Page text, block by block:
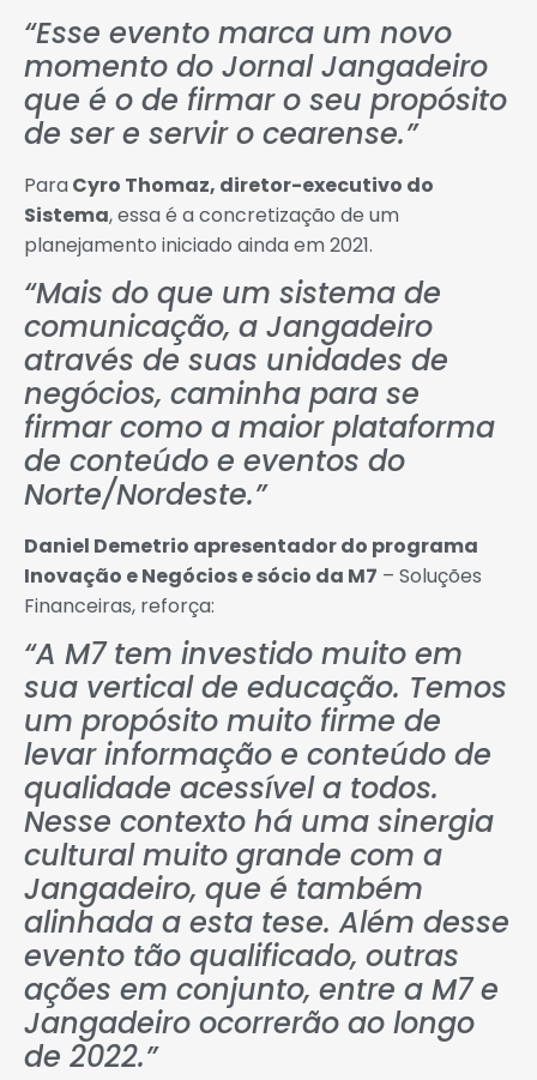
“Esse evento marca um novo
momento do Jornal Jangadeiro
que é o de firmar o seu propósito
de ser e servir o cearense.”
Para Cyro Thomaz, diretor-executivo do
Sistema, essa é a concretização de um
planejamento iniciado ainda em 2021.
“Mais do que um sistema de
comunicação, a Jangadeiro
através de suas unidades de
negócios, caminha para se
firmar como a maior plataforma
de conteúdo e eventos do
Norte/Nordeste.”
Daniel Demetrio apresentador do programa
Inovação e Negócios e sócio da M7 – Soluções
Financeiras, reforça:
“A M7 tem investido muito em
sua vertical de educação. Temos
um propósito muito firme de
levar informação e conteúdo de
qualidade acessível a todos.
Nesse contexto há uma sinergia
cultural muito grande com a
Jangadeiro, que é também
alinhada a esta tese. Além desse
evento tão qualificado, outras
ações em conjunto, entre a M7 e
Jangadeiro ocorrerão ao longo
de 2022.”